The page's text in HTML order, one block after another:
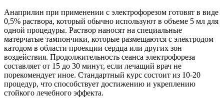
Анаприлин при применении с электрофорезом готовят в виде
0,5% раствора, который обычно используют в объеме 5 мл для
одной процедуры. Раствор наносят на специальные
матерчатые тампончики, которые размещаются с электродом
катодом в области проекции сердца или других зон
воздействия. Продолжительность сеанса электрофореза
составляет от 15 до 30 минут, если лечащий врач не
порекомендует иное. Стандартный курс состоит из 10-20
процедур, что способствует достижению и укреплению
стойкого лечебного эффекта.